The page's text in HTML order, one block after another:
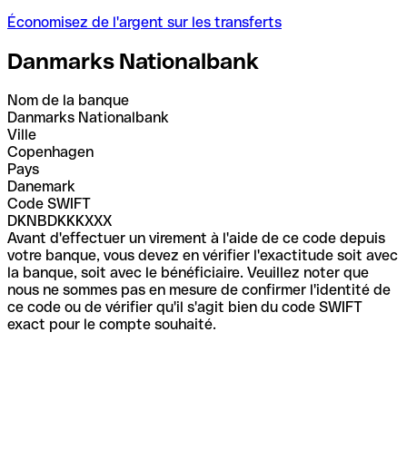
Économisez de l'argent sur les transferts
Danmarks Nationalbank
Nom de la banque
Danmarks Nationalbank
Ville
Copenhagen
Pays
Danemark
Code SWIFT
DKNBDKKKXXX
Avant d'effectuer un virement à l'aide de ce code depuis
votre banque, vous devez en vérifier l'exactitude soit avec
la banque, soit avec le bénéficiaire. Veuillez noter que
nous ne sommes pas en mesure de confirmer l'identité de
ce code ou de vérifier qu'il s'agit bien du code SWIFT
exact pour le compte souhaité.